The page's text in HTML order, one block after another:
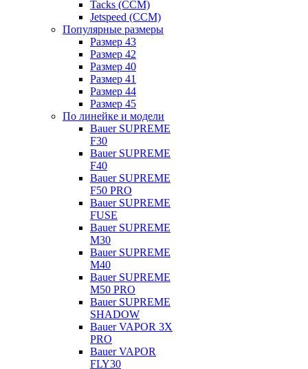
Tacks (CCM)
Jetspeed (CCM)
Популярные размеры
Размер 43
Размер 42
Размер 40
Размер 41
Размер 44
Размер 45
По линейке и модели
Bauer SUPREME
F30
Bauer SUPREME
F40
Bauer SUPREME
F50 PRO
Bauer SUPREME
FUSE
Bauer SUPREME
M30
Bauer SUPREME
M40
Bauer SUPREME
M50 PRO
Bauer SUPREME
SHADOW
Bauer VAPOR 3X
PRO
Bauer VAPOR
FLY30